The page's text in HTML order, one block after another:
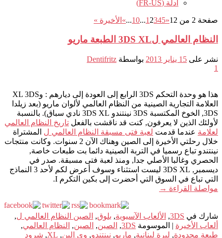
أدلة (FR-US)
صفحة 2 من 12 «
1 2345
...
10
...
» الأخيرة »
النظام العالمي ل3DS XL الطبعة ماريو
نشر على 15 يناير 2013 بواسطة Dentifritz
1
هذا هو وحدة التحكم 3DS الرابع إلى العودة إلى ديارهم : وXL 3DS
العلامة التجارية الصينية من النظام العالمي لألوان ماريو (بعد زيلدا
3DS, الخوخ المكتسبة 3DS نينتندو 3DS XL نادي سباق). بالنسبة
لأولئك الذين لا يعرفون, كنت قد ناقشت بالفعل تاريخ النظام العالمي
لعلامة عندما قدمت لعبة فتى مسبقة النظام العالمي ل المشتراة
خلال رحلتي الأخيرة إلى الصين وهناك الآن 2 سنوات. وكانت منتجات
نينتندو تباع رسميا في التربة الصينية دائما بت طبعات خاصة,
الحصري وغالبا الأصلي جدا, ومنذ لعبة فتى مسبقة. صدر في
ديسمبر, 3DS XL ليست استثناء وسوف أعرض لكم لأحد 3 النماذج
التي تباع في السوق التي أحضرت إلى بكين التكرم I.
مواصلة القراءة →
شارك في 3DS
, الألعاب الآسيوية, بلوق, الصين النظام العالمي ل,
ألعاب الأخيرة | الموسومة 3DS
, الصين, الصين, النظام العالمي,
طبعة محدودة, ليرة لبنانية, ماريو, نينتندو, وي الين,
XL
, شرود